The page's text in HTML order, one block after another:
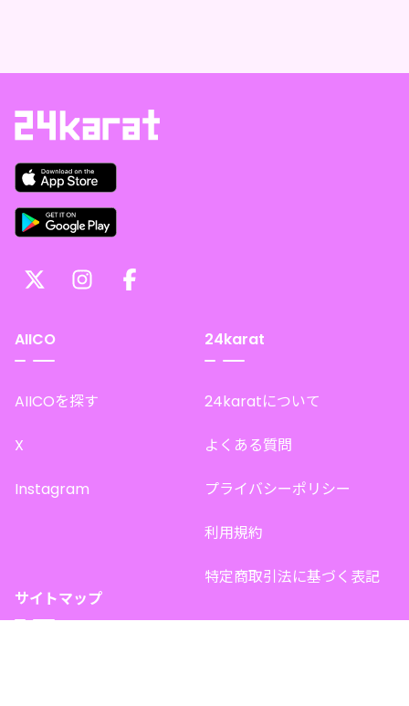
AIICO
AIICOを探す
X
Instagram
24karat
24karatについて
よくある質問
プライバシーポリシー
利用規約
特定商取引法に基づく表記
サイトマップ